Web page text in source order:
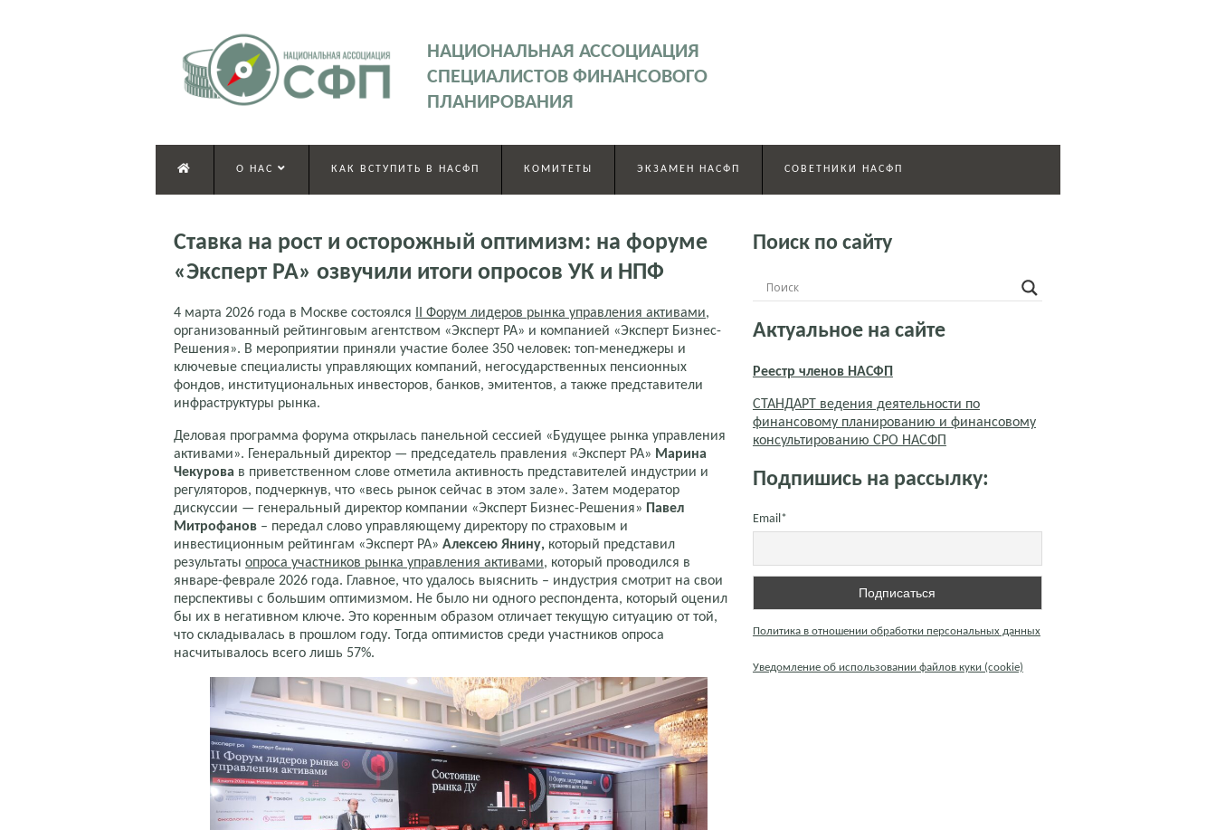
НАЦИОНАЛЬНАЯ АССОЦИАЦИЯ
СПЕЦИАЛИСТОВ ФИНАНСОВОГО
ПЛАНИРОВАНИЯ
О НАС КАК ВСТУПИТЬ В НАСФП КОМИТЕТЫ ЭКЗАМЕН НАСФП СОВЕТНИКИ НАСФП
Ставка на рост и осторожный оптимизм: на форуме
«Эксперт РА» озвучили итоги опросов УК и НПФ
4 марта 2026 года в Москве состоялся II Форум лидеров рынка управления активами,
организованный рейтинговым агентством «Эксперт РА» и компанией «Эксперт Бизнес-
Решения». В мероприятии приняли участие более 350 человек: топ-менеджеры и
ключевые специалисты управляющих компаний, негосударственных пенсионных
фондов, институциональных инвесторов, банков, эмитентов, а также представители
инфраструктуры рынка.
Деловая программа форума открылась панельной сессией «Будущее рынка управления
активами». Генеральный директор — председатель правления «Эксперт РА» Марина
Чекурова в приветственном слове отметила активность представителей индустрии и
регуляторов, подчеркнув, что «весь рынок сейчас в этом зале». Затем модератор
дискуссии — генеральный директор компании «Эксперт Бизнес-Решения» Павел
Митрофанов – передал слово управляющему директору по страховым и
инвестиционным рейтингам «Эксперт РА» Алексею Янину, который представил
результаты опроса участников рынка управления активами, который проводился в
январе-феврале 2026 года. Главное, что удалось выяснить – индустрия смотрит на свои
перспективы с большим оптимизмом. Не было ни одного респондента, который оценил
бы их в негативном ключе. Это коренным образом отличает текущую ситуацию от той,
что складывалась в прошлом году. Тогда оптимистов среди участников опроса
насчитывалось всего лишь 57%.
Поиск по сайту
Актуальное на сайте
Реестр членов НАСФП
СТАНДАРТ ведения деятельности по
финансовому планированию и финансовому
консультированию СРО НАСФП
Подпишись на рассылку:
Email*
Политика в отношении обработки персональных данных
Уведомление об использовании файлов куки (cookie)